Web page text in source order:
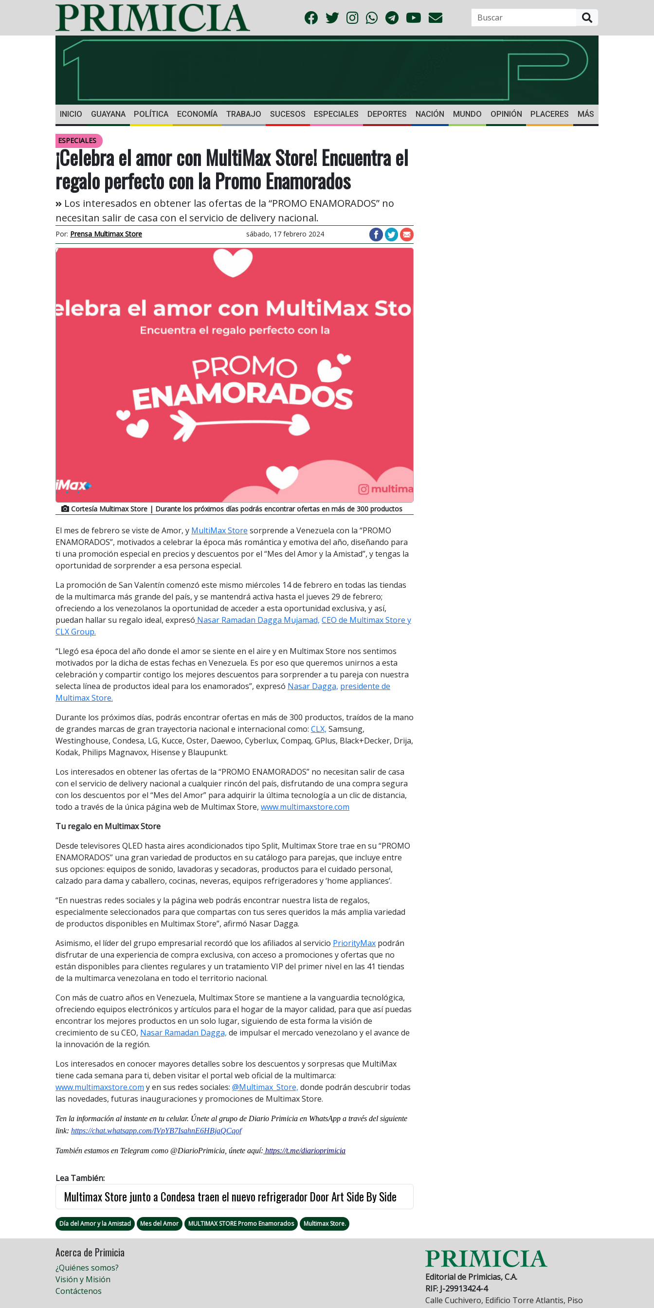
INICIO GUAYANA POLÍTICA ECONOMÍA TRABAJO SUCESOS ESPECIALES DEPORTES NACIÓN MUNDO OPINIÓN PLACERES MÁS
ESPECIALES
¡Celebra el amor con MultiMax Store! Encuentra el
regalo perfecto con la Promo Enamorados
Los interesados en obtener las ofertas de la “PROMO ENAMORADOS” no
necesitan salir de casa con el servicio de delivery nacional.
Por: Prensa Multimax Store sábado, 17 febrero 2024
Cortesía Multimax Store | Durante los próximos días podrás encontrar ofertas en más de 300 productos
El mes de febrero se viste de Amor, y MultiMax Store sorprende a Venezuela con la “PROMO
ENAMORADOS”, motivados a celebrar la época más romántica y emotiva del año, diseñando para
ti una promoción especial en precios y descuentos por el “Mes del Amor y la Amistad”, y tengas la
oportunidad de sorprender a esa persona especial.
La promoción de San Valentín comenzó este mismo miércoles 14 de febrero en todas las tiendas
de la multimarca más grande del país, y se mantendrá activa hasta el jueves 29 de febrero;
ofreciendo a los venezolanos la oportunidad de acceder a esta oportunidad exclusiva, y así,
puedan hallar su regalo ideal, expresó Nasar Ramadan Dagga Mujamad, CEO de Multimax Store y
CLX Group.
“Llegó esa época del año donde el amor se siente en el aire y en Multimax Store nos sentimos
motivados por la dicha de estas fechas en Venezuela. Es por eso que queremos unirnos a esta
celebración y compartir contigo los mejores descuentos para sorprender a tu pareja con nuestra
selecta línea de productos ideal para los enamorados”, expresó Nasar Dagga, presidente de
Multimax Store.
Durante los próximos días, podrás encontrar ofertas en más de 300 productos, traídos de la mano
de grandes marcas de gran trayectoria nacional e internacional como: CLX, Samsung,
Westinghouse, Condesa, LG, Kucce, Oster, Daewoo, Cyberlux, Compaq, GPlus, Black+Decker, Drija,
Kodak, Philips Magnavox, Hisense y Blaupunkt.
Los interesados en obtener las ofertas de la “PROMO ENAMORADOS” no necesitan salir de casa
con el servicio de delivery nacional a cualquier rincón del país, disfrutando de una compra segura
con los descuentos por el “Mes del Amor” para adquirir la última tecnología a un clic de distancia,
todo a través de la única página web de Multimax Store, www.multimaxstore.com
Tu regalo en Multimax Store
Desde televisores QLED hasta aires acondicionados tipo Split, Multimax Store trae en su “PROMO
ENAMORADOS” una gran variedad de productos en su catálogo para parejas, que incluye entre
sus opciones: equipos de sonido, lavadoras y secadoras, productos para el cuidado personal,
calzado para dama y caballero, cocinas, neveras, equipos refrigeradores y ‘home appliances’.
“En nuestras redes sociales y la página web podrás encontrar nuestra lista de regalos,
especialmente seleccionados para que compartas con tus seres queridos la más amplia variedad
de productos disponibles en Multimax Store”, afirmó Nasar Dagga.
Asimismo, el líder del grupo empresarial recordó que los afiliados al servicio PriorityMax podrán
disfrutar de una experiencia de compra exclusiva, con acceso a promociones y ofertas que no
están disponibles para clientes regulares y un tratamiento VIP del primer nivel en las 41 tiendas
de la multimarca venezolana en todo el territorio nacional.
Con más de cuatro años en Venezuela, Multimax Store se mantiene a la vanguardia tecnológica,
ofreciendo equipos electrónicos y artículos para el hogar de la mayor calidad, para que así puedas
encontrar los mejores productos en un solo lugar, siguiendo de esta forma la visión de
crecimiento de su CEO, Nasar Ramadan Dagga, de impulsar el mercado venezolano y el avance de
la innovación de la región.
Los interesados en conocer mayores detalles sobre los descuentos y sorpresas que MultiMax
tiene cada semana para ti, deben visitar el portal web oficial de la multimarca:
www.multimaxstore.com y en sus redes sociales: @Multimax_Store, donde podrán descubrir todas
las novedades, futuras inauguraciones y promociones de Multimax Store.
Ten la información al instante en tu celular. Únete al grupo de Diario Primicia en WhatsApp a través del siguiente
link: https://chat.whatsapp.com/IVpYB7IsahnE6HBjaQCqof
También estamos en Telegram como @DiarioPrimicia, únete aquí: https://t.me/diarioprimicia
Lea También:
Multimax Store junto a Condesa traen el nuevo refrigerador Door Art Side By Side
Día del Amor y la Amistad Mes del Amor MULTIMAX STORE Promo Enamorados Multimax Store.
Acerca de Primicia
¿Quiénes somos?
Visión y Misión
Contáctenos
Editorial de Primicias, C.A.
RIF: J-29913424-4
Calle Cuchivero, Edificio Torre Atlantis, Piso